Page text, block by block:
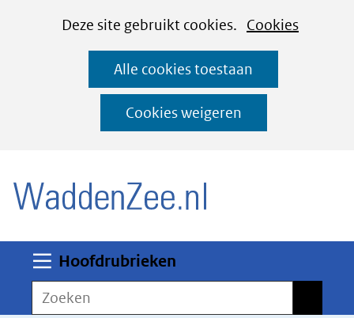
CookiesDeze site gebruikt cookies. Cookies
deze
worden
toegestaan
Alle cookies toestaan
Cookies weigeren
Ga
naar
de
inhoud
Hoofdrubrieken
Zoeken